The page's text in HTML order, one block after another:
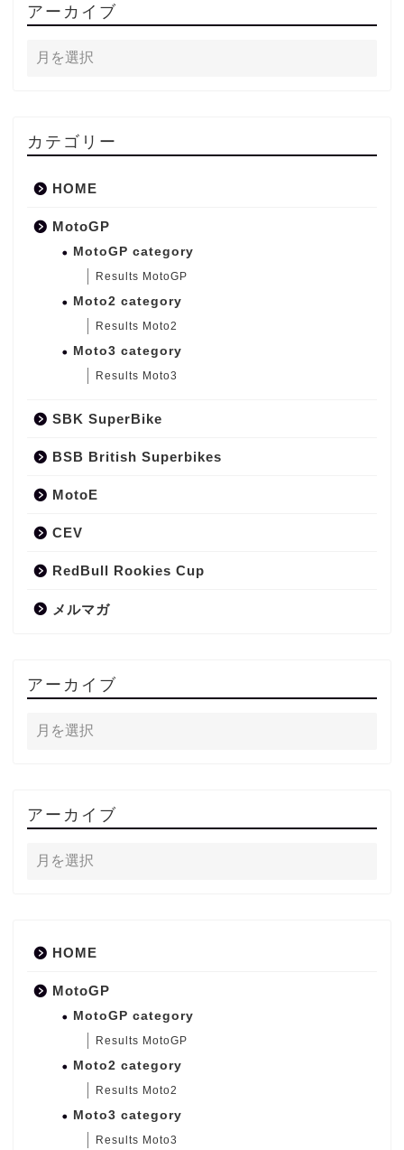
アーカイブ
カテゴリー
HOME
MotoGP
MotoGP category
Results MotoGP
Moto2 category
Results Moto2
Moto3 category
Results Moto3
SBK SuperBike
BSB British Superbikes
MotoE
CEV
RedBull Rookies Cup
メルマガ
アーカイブ
アーカイブ
HOME
MotoGP
MotoGP category
Results MotoGP
Moto2 category
Results Moto2
Moto3 category
Results Moto3